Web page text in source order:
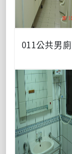
011公共男廁